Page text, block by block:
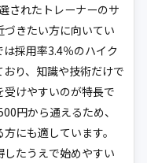
されたトレーナーのサ
きたい方に向いてい
採用率3.4％のハイク
り、知識や技術だけで
けやすいのが特長で
円から通えるため、
にも適しています。
たうえで始めやすい